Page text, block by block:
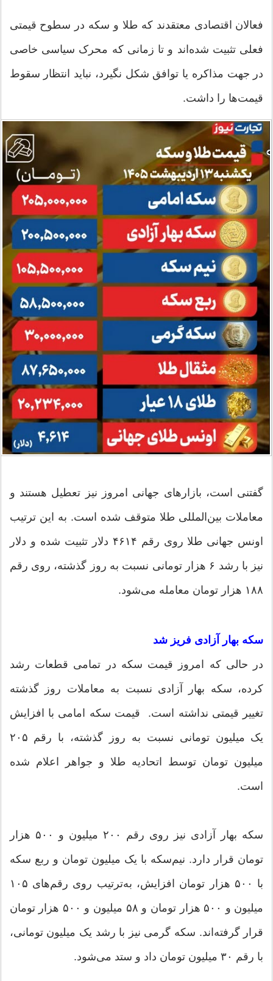
فعالان اقتصادی معتقدند که طلا و سکه در سطوح قیمتی
فعلی تثبیت شده‌اند و تا زمانی که محرک سیاسی خاصی
در جهت مذاکره یا توافق شکل نگیرد، نباید انتظار سقوط
قیمت‌ها را داشت.
گفتنی است، بازارهای جهانی امروز نیز تعطیل هستند و
معاملات بین‌المللی طلا متوقف شده است. به این ترتیب
اونس جهانی طلا روی رقم ۴۶۱۴ دلار تثبیت شده و دلار
نیز با رشد ۶ هزار تومانی نسبت به روز گذشته، روی رقم
۱۸۸ هزار تومان معامله می‌شود.
سکه بهار آزادی فریز شد
در حالی که امروز قیمت سکه در تمامی قطعات رشد
کرده، سکه بهار آزادی نسبت به معاملات روز گذشته
تغییر قیمتی نداشته است. قیمت سکه امامی با افزایش
یک میلیون تومانی نسبت به روز گذشته، با رقم ۲۰۵
میلیون تومان توسط اتحادیه طلا و جواهر اعلام شده
است.
سکه بهار آزادی نیز روی رقم ۲۰۰ میلیون و ۵۰۰ هزار
تومان قرار دارد. نیم‌سکه با یک میلیون تومان و ربع سکه
با ۵۰۰ هزار تومان افزایش، به‌ترتیب روی رقم‌های ۱۰۵
میلیون و ۵۰۰ هزار تومان و ۵۸ میلیون و ۵۰۰ هزار تومان
قرار گرفته‌اند. سکه گرمی نیز با رشد یک میلیون تومانی،
با رقم ۳۰ میلیون تومان داد و ستد می‌شود.